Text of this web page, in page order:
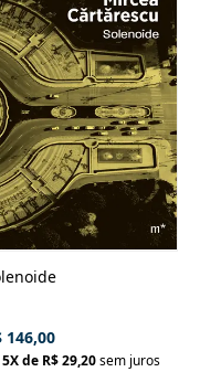
146,00
5X de R$ 29,20 sem juros